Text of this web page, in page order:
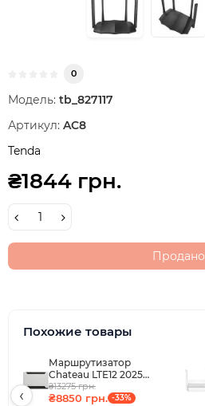
0
Модель: tb_827117
Артикул: AC8
Tenda
₴1844 грн.
Продано
Похожие товары
Маршрутизатор
Chateau LTE12 2025
(D53G-5HacD2HnD-
TC&EG120K-EA)
₴13275 грн.
₴8850 грн. -33%
‹